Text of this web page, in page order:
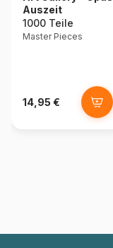
Auszeit
1000 Teile
Master Pieces
14,95 €